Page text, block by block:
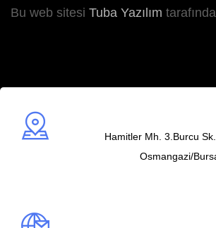
Bu web sitesi Tuba Yazılım
Hamitler Mh. 3.Burcu
Osmangazi/